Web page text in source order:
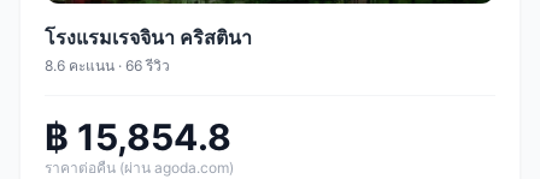
โรงแรมเรจจินา คริสตินา
8.6 คะแนน · 66 รีวิว
฿ 15,854.8
ราคาต่อคืน (ผ่าน agoda.com)